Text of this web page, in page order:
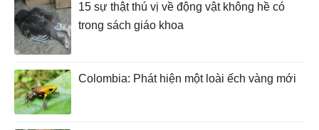
15 sự thật thú vị về động vật không hề có
trong sách giáo khoa
Colombia: Phát hiện một loài ếch vàng mới